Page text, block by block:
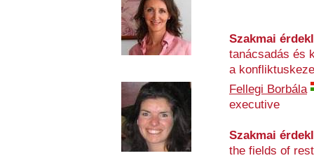
Szakmai
tanácsadás és
a
Fellegi Borbála
executive
Szakmai
the fields of